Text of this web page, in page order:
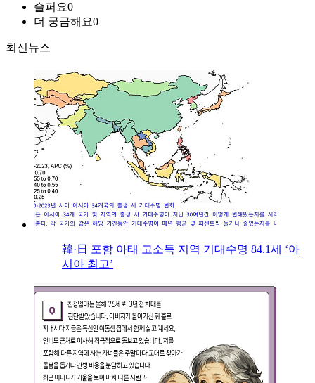
슬퍼요0
더 궁금해요0
최신뉴스
韓·日 포함 아태 고소득 지역 기대수명 84.1세 ‘아
시아 최고’